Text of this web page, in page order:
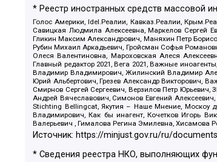
* Реестр иностранных средств массовой
Голос Америки, Idel.Реалии, Кавказ.Реалии,
Савицкая Людмила Алексеевна, Маркелов Сергей
Гликин Максим Александрович, Маняхин Петр
Рубин Михаил Аркадьевич, Гройсман Софья
Олеся Валентиновна, Мароховская Алеся
Главный редактор 2021, Вега 2021, Важные
Владимир Владимирович, Жилинский Владимир
Юрий Альбертович, Грезев Александр Викторович,
Смирнов Сергей Сергеевич, Верзилов Петр
Андрей Вячеславович, Симонов Евгений
Stichting Bellingcat, Якутия – Наше Мнение, Москоу
Владимирович, Как бы инагент, Кочетков Игорь
Валерьевич , Гималова Регина Эмилевна, Хисамова
Источник:https://minjust.gov.ru/ru/
* Сведения реестра НКО, выполняющих